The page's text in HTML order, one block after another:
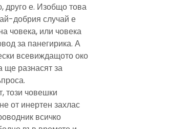
друго е. Изобщо това
добрия случай е
човека, или човека
за панегирика. А
всевиждащото око
ще разнасят за
този човешки
от инертен захлас
всичко